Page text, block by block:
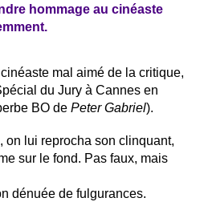
hommage au cinéaste
mal aimé de la critique,
du Jury à Cannes en
BO de PeterGabriel).
on lui reprocha son clinquant,
sur le fond. Pas faux, mais
dénuée de fulgurances.